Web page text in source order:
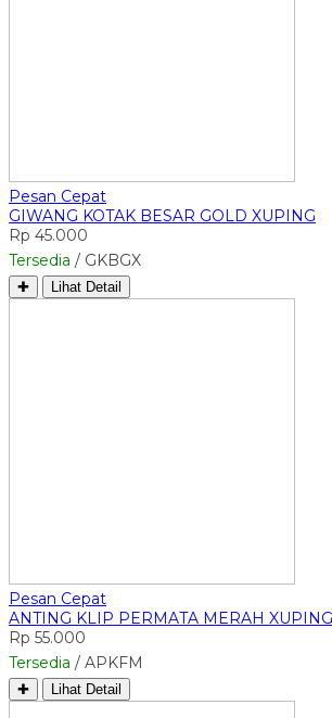
Pesan Cepat
GIWANG KOTAK BESAR GOLD XUPING
Rp 45.000
Tersedia / GKBGX
✚ Lihat Detail
Pesan Cepat
ANTING KLIP PERMATA MERAH
Rp 55.000
Tersedia / APKFM
✚ Lihat Detail